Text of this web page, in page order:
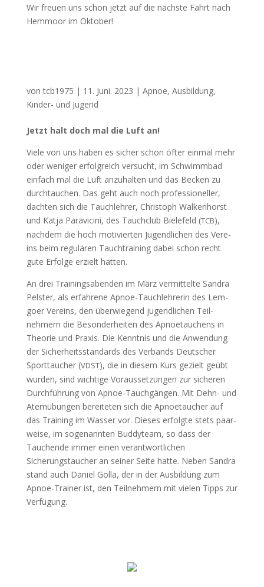
Wir freuen uns schon jet­zt auf die näch­ste Fahrt nach
Hem­moor im Oktober!
vontcb1975 | 11. Juni. 2023 | Apnoe, Ausbildung,
Kinder- und Jugend
Jet­zt halt doch mal die Luft an!
Viele von uns haben es sich­er schon öfter ein­mal mehr
oder weniger erfol­gre­ich ver­sucht, im Schwimm­bad
ein­fach mal die Luft anzuhal­ten und das Beck­en zu
durch­tauchen. Das geht auch noch pro­fes­sioneller,
dacht­en sich die Tauch­lehrer, Christoph Walken­horst
und Kat­ja Par­avici­ni, des Tauch­club Biele­feld (TCB),
nach­dem die hoch motivierten Jugendlichen des Vere­
ins beim reg­ulären Tauch­train­ing dabei schon recht
gute Erfolge erzielt hatten.
An drei Train­ingsaben­den im März ver­mit­telte San­dra
Pel­ster, als erfahrene Apnoe-Tauch­lehrerin des Lem­
go­er Vere­ins, den über­wiegend jugendlichen Teil­
nehmern die Beson­der­heit­en des Apnoetauchens in
The­o­rie und Prax­is. Die Ken­nt­nis und die Anwen­dung
der Sicher­heits­stan­dards des Ver­bands Deutsch­er
Sport­tauch­er (VDST), die in diesem Kurs gezielt geübt
wur­den, sind wichtige Voraus­set­zun­gen zur sicheren
Durch­führung von Apnoe-Tauchgän­gen. Mit Dehn- und
Atemübun­gen bere­it­eten sich die Apnoetauch­er auf
das Train­ing im Wass­er vor. Dieses erfol­gte stets paar­
weise, im soge­nan­nten Bud­dyteam, so dass der
Tauchende immer einen ver­ant­wortlichen
Sicherungstauch­er an sein­er Seite hat­te. Neben San­dra
stand auch Daniel Gol­la, der in der Aus­bil­dung zum
Apnoe-Train­er ist, den Teil­nehmern mit vie­len Tipps zur
Verfügung.